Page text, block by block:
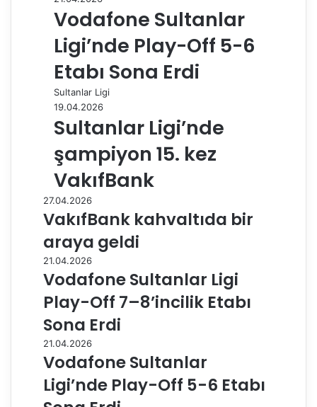
Vodafone Sultanlar
Ligi’nde Play-Off 5-6
Etabı Sona Erdi
Sultanlar Ligi
19.04.2026
Sultanlar Ligi’nde
şampiyon 15. kez
VakıfBank
27.04.2026
VakıfBank kahvaltıda bir
araya geldi
21.04.2026
Vodafone Sultanlar Ligi
Play-Off 7–8’incilik Etabı
Sona Erdi
21.04.2026
Vodafone Sultanlar
Ligi’nde Play-Off 5-6 Etabı